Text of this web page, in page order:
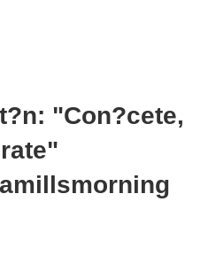
"Con?cete,